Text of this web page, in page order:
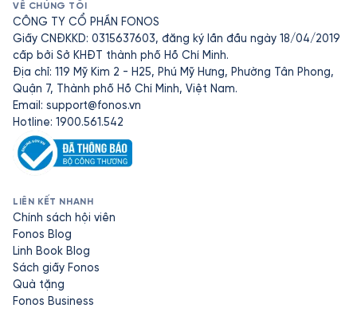
VỀ CHÚNG TÔI
CÔNG TY CỔ PHẦN FONOS
Giấy CNĐKKD: 0315637603, đăng ký lần đầu ngày 18/04/2019
cấp bởi Sở KHĐT thành phố Hồ Chí Minh.
Địa chỉ: 119 Mỹ Kim 2 - H25, Phú Mỹ Hưng, Phường Tân Phong,
Quận 7, Thành phố Hồ Chí Minh, Việt Nam.
Email: support@fonos.vn
Hotline: 1900.561.542
LIÊN KẾT NHANH
Chính sách hội viên
Fonos Blog
Linh Book Blog
Sách giấy Fonos
Quà tặng
Fonos Business